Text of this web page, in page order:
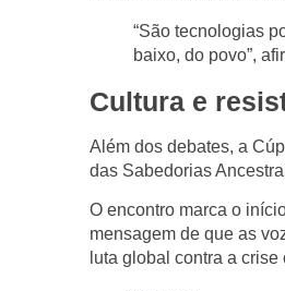
“São tecnologias
baixo, do povo”,
Cultura e
Além dos debates, a
das Sabedorias
O encontro marca o
mensagem de que as
luta global contra a crise